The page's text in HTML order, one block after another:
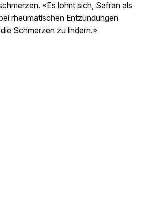
«Es lohnt sich, Safran als
rheumatischen Entzündungen
Schmerzen zu lindern.»